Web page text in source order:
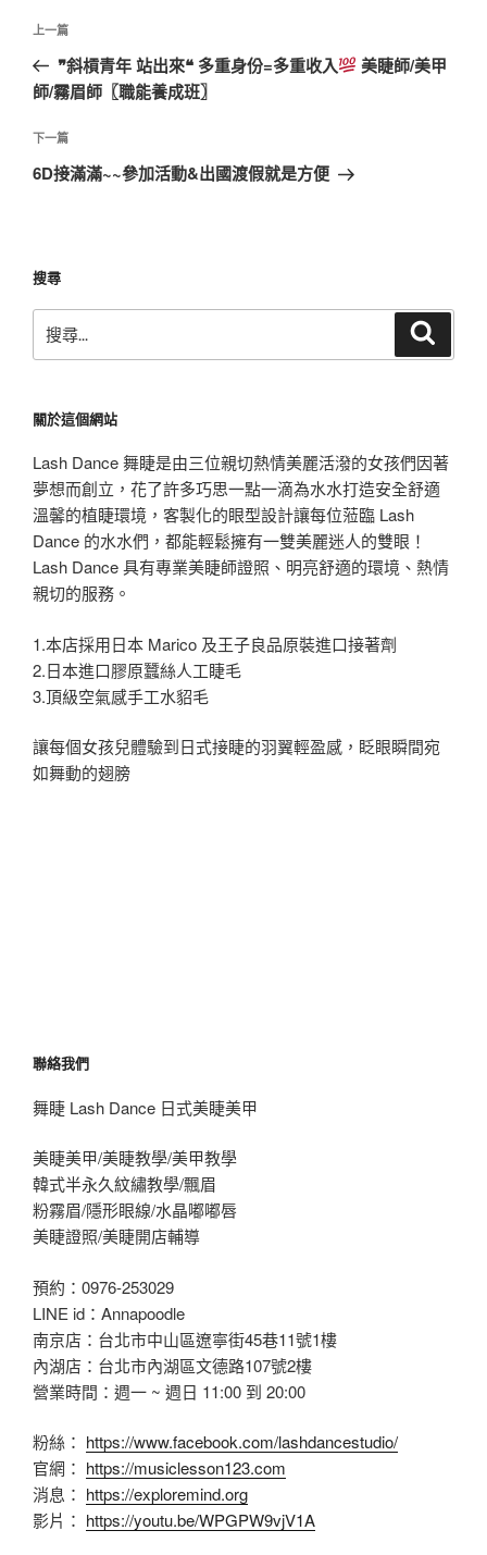
文
導
覽
上
一
篇
章
上一篇
❞斜槓青年 站出來❝ 多重身份=多重收入
美睫師/美甲
師/霧眉師〖職能養成班〗
下
一
下一篇
6D接滿滿~~參加活動&出國渡假就是方便
搜尋
尋
字:
關於這個網站
Lash Dance 舞睫是由三位親切熱情美麗活潑的女孩們因著
夢想而創立，花了許多巧思一點一滴為水水打造安全舒適
溫馨的植睫環境，客製化的眼型設計讓每位蒞臨 Lash
Dance 的水水們，都能輕鬆擁有一雙美麗迷人的雙眼！
Lash Dance 具有專業美睫師證照、明亮舒適的環境、熱情
親切的服務。
1.本店採用日本 Marico 及王子良品原裝進口接著劑
2.日本進口膠原蠶絲人工睫毛
3.頂級空氣感手工水貂毛
讓每個女孩兒體驗到日式接睫的羽翼輕盈感，眨眼瞬間宛
如舞動的翅膀
聯絡我們
舞睫 Lash Dance 日式美睫美甲
美睫美甲/美睫教學/美甲教學
韓式半永久紋繡教學/飄眉
粉霧眉/隱形眼線/水晶嘟嘟唇
美睫證照/美睫開店輔導
預約：0976-253029
LINE id：Annapoodle
南京店：台北市中山區遼寧街45巷11號1樓
內湖店：台北市內湖區文德路107號2樓
營業時間：週一 ~ 週日 11:00 到 20:00
粉絲： https://www.facebook.com/lashdancestudio/
官網： https://musiclesson123.com
消息： https://exploremind.org
影片： https://youtu.be/WPGPW9vjV1A